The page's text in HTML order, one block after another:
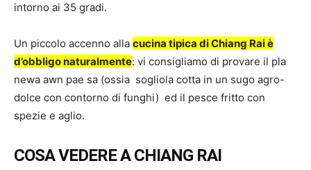
intorno ai 35 gradi.
Un piccolo accenno alla cucina tipica di Chiang Rai è
d’obbligo naturalmente: vi consigliamo di provare il pla
newa awn pae sa (ossia sogliola cotta in un sugo agro-
dolce con contorno di funghi) ed il pesce fritto con
spezie e aglio.
COSA VEDERE A CHIANG RAI